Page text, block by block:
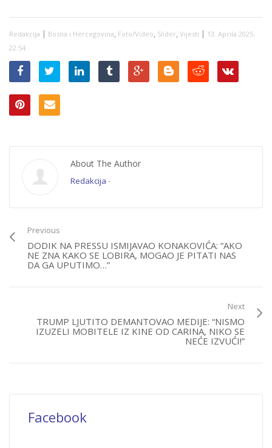
još gori…”
Redakcija | Bosna i Hercegovina, Foto/Video, Slider, Vijesti | 13. Aprila 2025.
22:54
About The Author
Redakcija -
Previous
DODIK NA PRESSU ISMIJAVAO KONAKOVIĆA: “AKO
NE ZNA KAKO SE LOBIRA, MOGAO JE PITATI NAS
DA GA UPUTIMO…”
Next
TRUMP LJUTITO DEMANTOVAO MEDIJE: “NISMO
IZUZELI MOBITELE IZ KINE OD CARINA, NIKO SE
NEĆE IZVUĆI!”
Facebook